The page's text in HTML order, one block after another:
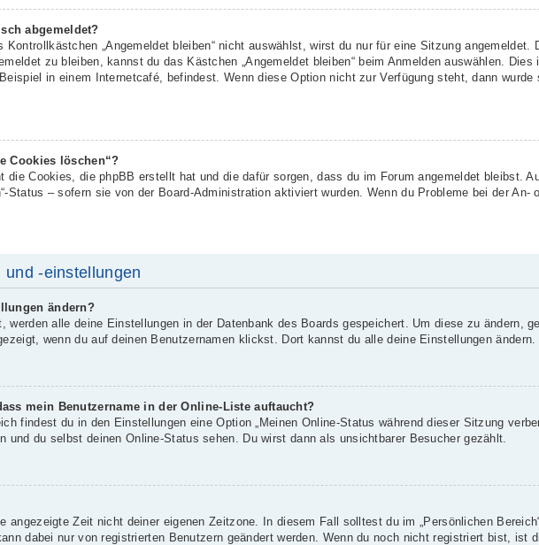
abgemeldet?
Kontrollkästchen „Angemeldet bleiben“ nicht auswählst, wirst du nur für eine Sitzung
zu bleiben, kannst du das Kästchen „Angemeldet bleiben“ beim Anmelden auswählen.
in einem Internetcafé, befindest. Wenn diese Option nicht zur Verfügung steht, dann
Cookies löschen“?
die Cookies, die phpBB erstellt hat und die dafür sorgen, dass du im Forum angemeldet bleibst.
Status – sofern sie von der Board-Administration aktiviert wurden. Wenn du Probleme bei der
und -einstellungen
ändern?
werden alle deine Einstellungen in der Datenbank des Boards gespeichert. Um diese zu ändern,
wenn du auf deinen Benutzernamen klickst. Dort kannst du alle deine Einstellungen ändern.
mein Benutzername in der Online-Liste auftaucht?
findest du in den Einstellungen eine Option „Meinen Online-Status während dieser Sitzung
und du selbst deinen Online-Status sehen. Du wirst dann als unsichtbarer Besucher gezählt.
angezeigte Zeit nicht deiner eigenen Zeitzone. In diesem Fall solltest du im „Persönlichen
dabei nur von registrierten Benutzern geändert werden. Wenn du noch nicht registriert bist, ist